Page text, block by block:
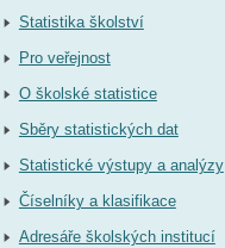
Statistika školství
Pro veřejnost
O školské statistice
Sběry statistických dat
Statistické výstupy a analýzy
Číselníky a klasifikace
Adresáře školských institucí